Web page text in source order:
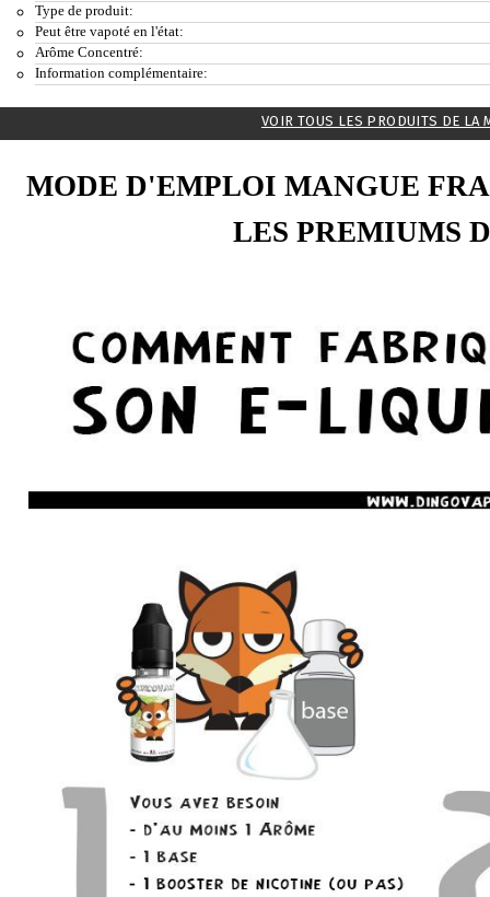
Type de produit:
Peut être vapoté en l'état:
Arôme Concentré:
Information complémentaire:
VOIR TOUS LES PRODUITS DE LA
MODE D'EMPLOI MANGUE
LES PREMIUMS